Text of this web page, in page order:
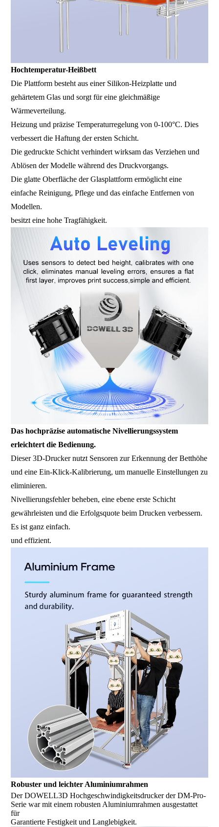
Hochtemperatur-Heißbett
Die Plattform besteht aus einer Silikon-Heizplatte und
gehärtetem Glas und sorgt für eine gleichmäßige
Wärmeverteilung.
Heizung und präzise Temperaturregelung von 0-100°C. Dies
verbessert die Haftung der ersten Schicht.
Die gedruckte Schicht verhindert wirksam das Verziehen und
Ablösen der Modelle während des Druckvorgangs.
Die glatte Oberfläche der Glasplattform ermöglicht eine
einfache Reinigung, Pflege und das einfache Entfernen von
Modellen.
besitzt eine hohe Tragfähigkeit.
Das hochpräzise automatische Nivellierungssystem
erleichtert die Bedienung.
Dieser 3D-Drucker nutzt Sensoren zur Erkennung der Betthöhe
und eine Ein-Klick-Kalibrierung, um manuelle Einstellungen zu
eliminieren.
Nivellierungsfehler beheben, eine ebene erste Schicht
gewährleisten und die Erfolgsquote beim Drucken verbessern.
Es ist ganz einfach.
und effizient.
Robuster und leichter Aluminiumrahmen
Der DOWELL3D Hochgeschwindigkeitsdrucker der DM-Pro-
Serie war mit einem robusten Aluminiumrahmen ausgestattet
für
Garantierte Festigkeit und Langlebigkeit.